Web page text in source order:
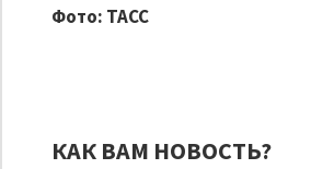
Фото: ТАСС
КАК ВАМ НОВОСТЬ?